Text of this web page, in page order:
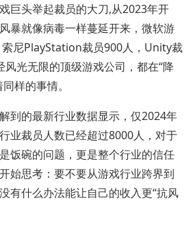
巨头举起裁员的大刀,从2023年开
暴就像病毒一样蔓延开来，微软游
尼PlayStation裁员900人，Unity裁
光无限的顶级游戏公司，都在“降
样的事情。
到的最新行业数据显示，仅2024年
业裁员人数已经超过8000人，对于
饭碗的问题，更是整个行业的信任
始思考：要不要从游戏行业跨界到
有什么办法能让自己的收入更“抗风